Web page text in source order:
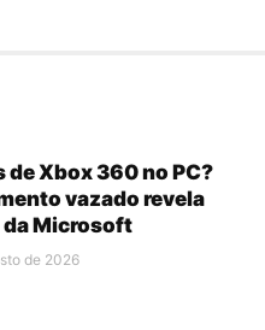
de Xbox 360 no PC?
vazado revela
da Microsoft
de 2026